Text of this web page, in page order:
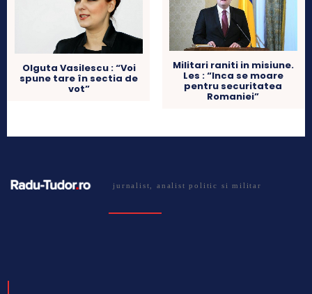
Olguta Vasilescu : “Voi
spune tare în sectia de
vot”
Militari raniti in misiune.
Les : “Inca se moare
pentru securitatea
Romaniei”
jurnalist, analist politic si militar